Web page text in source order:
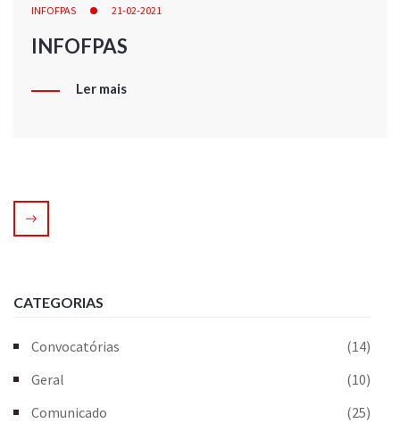
INFOFPAS 21-02-2021
INFOFPAS
Ler mais
CATEGORIAS
Convocatórias
(14)
Geral
(10)
Comunicado
(25)